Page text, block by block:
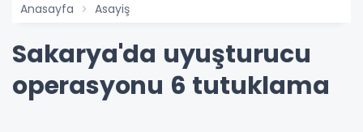
Anasayfa Asayiş
Sakarya'da uyuşturucu
operasyonu 6 tutuklama